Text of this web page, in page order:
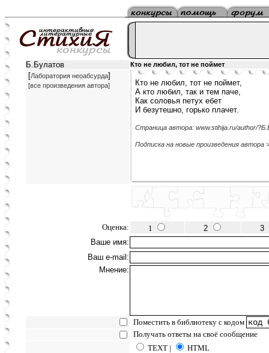
Б.Булатов Кто не любил, тот не поймет
[Лаборатория неоабсурда]
[все произведения автора]
Кто не любил, тот не поймет,
А кто любил, так и тем паче,
Как соловья петух ебет
И безутешно, горько плачет.
Страница автора: www.stihija.ru/author/
Подписка на новые произведения автора
Оценка: 1 2
3
Ваше имя:
Ваш e-mail:
Мнение:
Поместить в библиотеку с кодом
Получать ответы на своё сообщение
TEXT |
HTML